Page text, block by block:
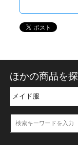
ほかの商品を